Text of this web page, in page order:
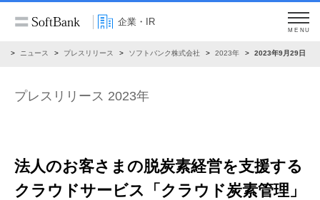
企業・IR
MENU
ニュース プレスリリース ソフトバンク株式会社 2023年 2023年9月29日
プレスリリース 2023年
法人のお客さまの脱炭素経営を支援する
クラウドサービス「クラウド炭素管理」